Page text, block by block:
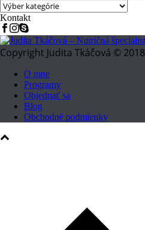
Kontakt
Copyright Judita Tkáčová © 2018
O mne
Programy
Objednať sa
Blog
Obchodné podmienky